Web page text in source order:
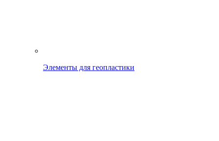
Элементы для геопластики